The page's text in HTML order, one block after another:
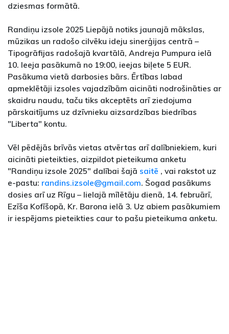
dziesmas formātā.
Randiņu izsole 2025 Liepājā notiks jaunajā mākslas,
mūzikas un radošo cilvēku ideju sinerģijas centrā –
Tipogrāfijas radošajā kvartālā, Andreja Pumpura ielā
10. Ieeja pasākumā no 19:00, ieejas biļete 5 EUR.
Pasākuma vietā darbosies bārs. Ērtības labad
apmeklētāji izsoles vajadzībām aicināti nodrošināties ar
skaidru naudu, taču tiks akceptēts arī ziedojuma
pārskaitījums uz dzīvnieku aizsardzības biedrības
"Liberta" kontu.
Vēl pēdējās brīvās vietas atvērtas arī dalībniekiem, kuri
aicināti pieteikties, aizpildot pieteikuma anketu
"Randiņu izsole 2025" dalībai šajā saitē , vai rakstot uz
e-pastu: randins.izsole@gmail.com. Šogad pasākums
dosies arī uz Rīgu – lielajā mīlētāju dienā, 14. februārī,
Ezīša Kofīšopā, Kr. Barona ielā 3. Uz abiem pasākumiem
ir iespējams pieteikties caur to pašu pieteikuma anketu.